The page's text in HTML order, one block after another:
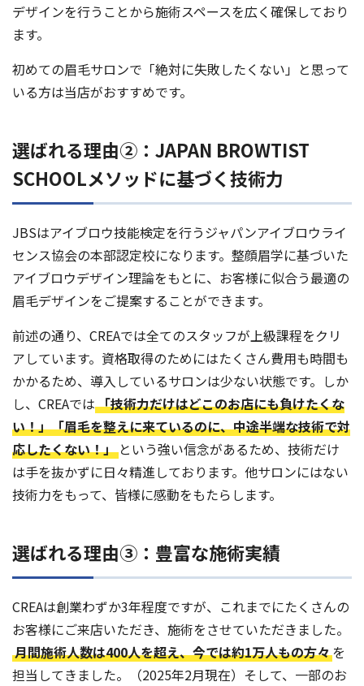
デザインを行うことから施術スペースを広く確保しており
ます。
初めての眉毛サロンで「絶対に失敗したくない」と思って
いる方は当店がおすすめです。
選ばれる理由②：JAPAN BROWTIST
SCHOOLメソッドに基づく技術力
JBSはアイブロウ技能検定を行うジャパンアイブロウライ
センス協会の本部認定校になります。整顔眉学に基づいた
アイブロウデザイン理論をもとに、お客様に似合う最適の
眉毛デザインをご提案することができます。
前述の通り、CREAでは全てのスタッフが上級課程をクリ
アしています。資格取得のためにはたくさん費用も時間も
かかるため、導入しているサロンは少ない状態です。しか
し、CREAでは「技術力だけはどこのお店にも負けたくな
い！」「眉毛を整えに来ているのに、中途半端な技術で対
応したくない！」 という強い信念があるため、技術だけ
は手を抜かずに日々精進しております。他サロンにはない
技術力をもって、皆様に感動をもたらします。
選ばれる理由③：豊富な施術実績
CREAは創業わずか3年程度ですが、これまでにたくさんの
お客様にご来店いただき、施術をさせていただきました。
月間施術人数は400人を超え、今では約1万人もの方々を
担当してきました。（2025年2月現在）そして、一部のお